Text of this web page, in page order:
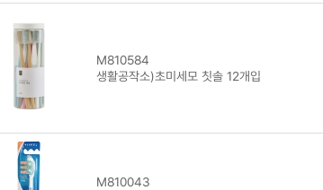
M810584
생활공작소)초미세모 칫솔 12개입
M810043